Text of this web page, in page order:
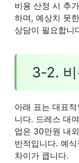
비용 산정 시 추
하며, 예상치 못
상담이 필요합니
3-2.
아래 표는 대표
니다. 드레스 대
업은 30만원 내
반적입니다. 예
차이가 큽니다.